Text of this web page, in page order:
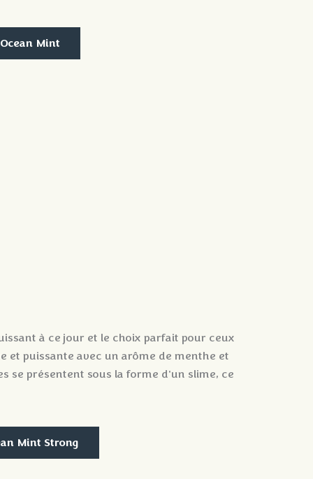
Mint
à ce jour et le choix parfait pour ceux
et puissante avec un arôme de menthe et
se présentent sous la forme d'un slime, ce
Mint Strong